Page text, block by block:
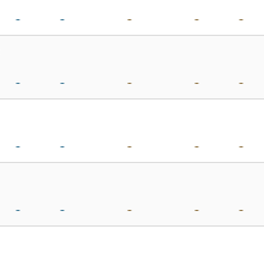
- - - -
-
- - - -
-
- - - -
-
- - - -
-